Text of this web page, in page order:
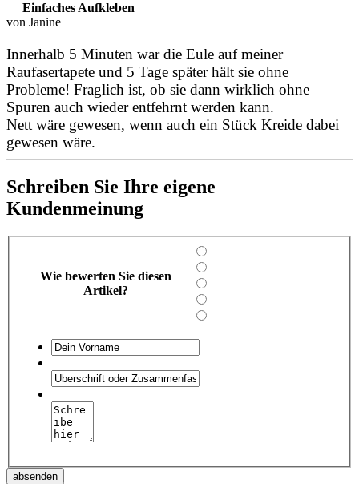
Einfaches Aufkleben
von Janine
Innerhalb 5 Minuten war die Eule auf meiner
Raufasertapete und 5 Tage später hält sie ohne
Probleme! Fraglich ist, ob sie dann wirklich ohne
Spuren auch wieder entfehrnt werden kann.
Nett wäre gewesen, wenn auch ein Stück Kreide dabei
gewesen wäre.
Schreiben Sie Ihre eigene
Kundenmeinung
Wie bewerten Sie diesen
Artikel?
absenden